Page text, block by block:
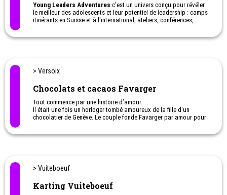
Young Leaders Adventures c’est un univers conçu pour révéler
le meilleur des adolescents et leur potentiel de leadership : camps
itinérants en Suisse et à l'international, ateliers, conférences,
mentors.
> Versoix
Chocolats et cacaos Favarger
Tout commence par une histoire d’amour.
Il était une fois un horloger tombé amoureux de la fille d'un
chocolatier de Genève. Le couple fonde Favarger par amour pour
chez Favarger fait partie de notre famille passionnée de chocolat,
> Vuiteboeuf
Karting Vuiteboeuf